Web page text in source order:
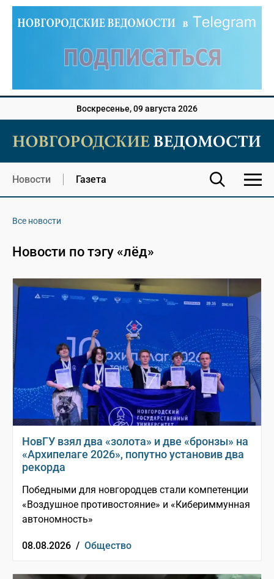
Воскресенье, 09 августа 2026
Новости Газета
Все новости
Новости по тэгу «лёд»
НовГУ взял два «золота» и две «бронзы» на
«Архипелаге 2026», попутно установив два
рекорда
Победными для новгородцев стали компетенции
«Воздушное противостояние» и «Кибериммунная
автономность»
08.08.2026 / Общество